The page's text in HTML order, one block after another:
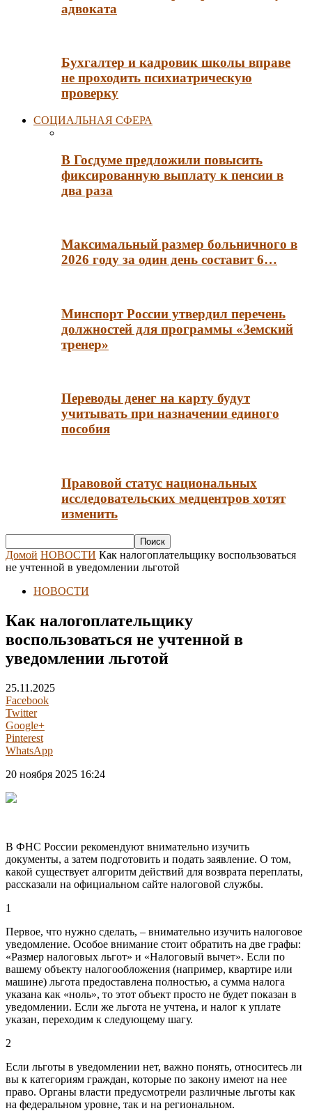
адвоката
Бухгалтер и кадровик школы вправе
не проходить психиатрическую
проверку
СОЦИАЛЬНАЯ СФЕРА
В Госдуме предложили повысить
фиксированную выплату к пенсии в
два раза
Максимальный размер больничного в
2026 году за один день составит 6…
Минспорт России утвердил перечень
должностей для программы «Земский
тренер»
Переводы денег на карту будут
учитывать при назначении единого
пособия
Правовой статус национальных
исследовательских медцентров хотят
изменить
Домой НОВОСТИ Как налогоплательщику воспользоваться
не учтенной в уведомлении льготой
НОВОСТИ
Как налогоплательщику
воспользоваться не учтенной в
уведомлении льготой
25.11.2025
Facebook
Twitter
Google+
Pinterest
WhatsApp
20 ноября 2025 16:24
В ФНС России рекомендуют внимательно изучить
документы, а затем подготовить и подать заявление. О том,
какой существует алгоритм действий для возврата переплаты,
рассказали на официальном сайте налоговой службы.
1
Первое, что нужно сделать, – внимательно изучить налоговое
уведомление. Особое внимание стоит обратить на две графы:
«Размер налоговых льгот» и «Налоговый вычет». Если по
вашему объекту налогообложения (например, квартире или
машине) льгота предоставлена полностью, а сумма налога
указана как «ноль», то этот объект просто не будет показан в
уведомлении. Если же льгота не учтена, и налог к уплате
указан, переходим к следующему шагу.
2
Если льготы в уведомлении нет, важно понять, относитесь ли
вы к категориям граждан, которые по закону имеют на нее
право. Органы власти предусмотрели различные льготы как
на федеральном уровне, так и на региональном.